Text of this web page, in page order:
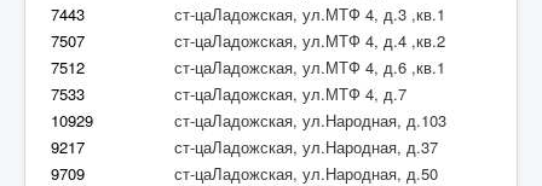
7443
ст-цаЛадожская, ул.МТФ 4, д.3 ,кв.1
7507
ст-цаЛадожская, ул.МТФ 4, д.4 ,кв.2
7512
ст-цаЛадожская, ул.МТФ 4, д.6 ,кв.1
7533
ст-цаЛадожская, ул.МТФ 4, д.7
10929
ст-цаЛадожская, ул.Народная, д.103
9217
ст-цаЛадожская, ул.Народная, д.37
9709
ст-цаЛадожская, ул.Народная, д.50